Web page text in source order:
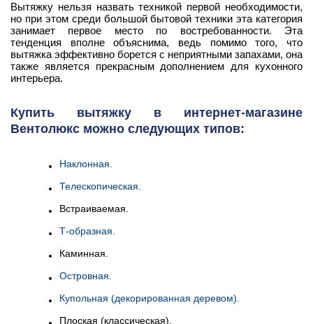
Вытяжку нельзя назвать техникой первой необходимости,
но при этом среди большой бытовой техники эта категория
занимает первое место по востребованности. Эта
тенденция вполне объяснима, ведь помимо того, что
вытяжка эффективно борется с неприятными запахами, она
также является прекрасным дополнением для кухонного
интерьера.
Купить вытяжку в интернет-магазине
Вентолюкс можно следующих типов:
Наклонная.
Телескопическая.
Встраиваемая.
Т-образная.
Каминная.
Островная.
Купольная (декорированная деревом).
Плоская (классическая).